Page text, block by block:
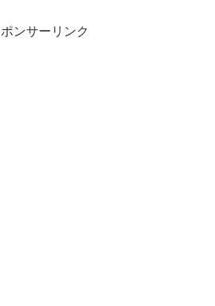
ンサーリンク